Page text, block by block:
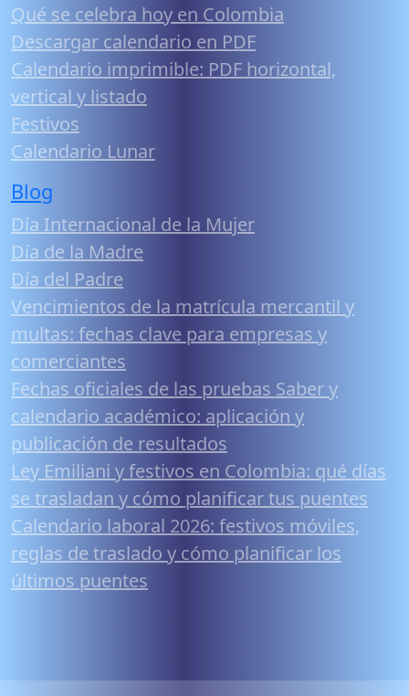
Qué se celebra hoy en Colombia
Descargar calendario en PDF
Calendario imprimible: PDF horizontal,
vertical y listado
Festivos
Calendario Lunar
Blog
Día Internacional de la Mujer
Día de la Madre
Día del Padre
Vencimientos de la matrícula mercantil y
multas: fechas clave para empresas y
comerciantes
Fechas oficiales de las pruebas Saber y
calendario académico: aplicación y
publicación de resultados
Ley Emiliani y festivos en Colombia: qué días
se trasladan y cómo planificar tus puentes
Calendario laboral 2026: festivos móviles,
reglas de traslado y cómo planificar los
últimos puentes